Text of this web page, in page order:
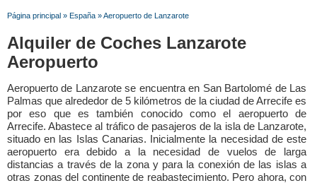
Página principal » España »Aeropuerto de Lanzarote
Alquiler de Coches Lanzarote
Aeropuerto
Aeropuerto de Lanzarote se encuentra en San Bartolomé de Las
Palmas que alrededor de 5 kilómetros de la ciudad de Arrecife es
por eso que es también conocido como el aeropuerto de
Arrecife. Abastece al tráfico de pasajeros de la isla de Lanzarote,
situado en las Islas Canarias. Inicialmente la necesidad de este
aeropuerto era debido a la necesidad de vuelos de larga
distancias a través de la zona y para la conexión de las islas a
otras zonas del continente de reabastecimiento. Pero ahora, con